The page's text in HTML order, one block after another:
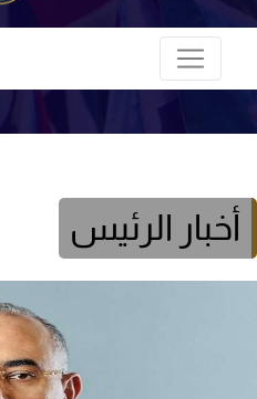
أخبار الرئيس